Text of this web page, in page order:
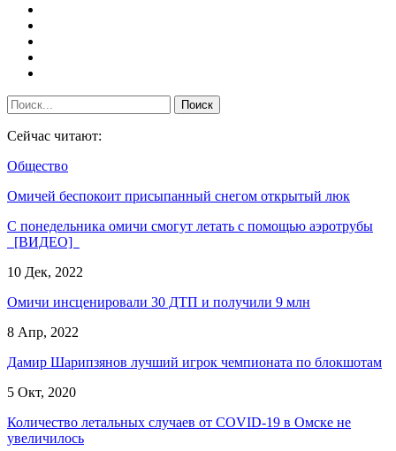
Сейчас читают:
Общество
Омичей беспокоит присыпанный снегом открытый люк
С понедельника омичи смогут летать с помощью аэротрубы
[ВИДЕО]
10 Дек, 2022
Омичи инсценировали 30 ДТП и получили 9 млн
8 Апр, 2022
Дамир Шарипзянов лучший игрок чемпионата по блокшотам
5 Окт, 2020
Количество летальных случаев от COVID-19 в Омске не
увеличилось